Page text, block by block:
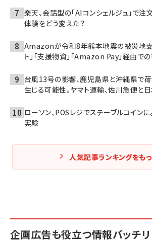
楽天、会話型の「AIコンシェルジュ」で
体験をどう変えた？
Amazonが令和8年熊本地震の被災地支
ト」「支援物資」「Amazon Pay」経由で
台風13号の影響、鹿児島県と沖縄県で
生じる可能性。ヤマト運輸、佐川急便と
ローソン、POSレジでステーブルコイン
実験
人気記事ランキングをも
企画広告も役立つ情報バッチリ